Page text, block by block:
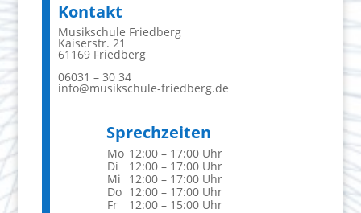
Kontakt
Musikschule Friedberg
Kaiserstr. 21
61169 Friedberg
06031 – 30 34
info@musikschule-friedberg.de
Sprechzeiten
Mo 12:00 – 17:00 Uhr
Di
12:00 – 17:00 Uhr
Mi
12:00 – 17:00 Uhr
Do 12:00 – 17:00 Uhr
Fr
12:00 – 15:00 Uhr